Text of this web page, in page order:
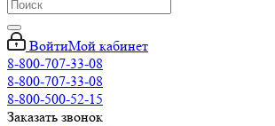
ВойтиМой кабинет
8-800-707-33-08
8-800-707-33-08
8-800-500-52-15
Заказать звонок